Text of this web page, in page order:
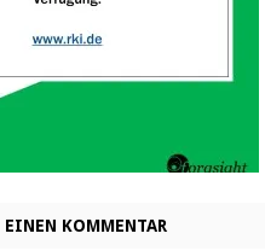
EINEN KOMMENTAR